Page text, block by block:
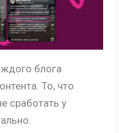
блога
То, что
сработать у